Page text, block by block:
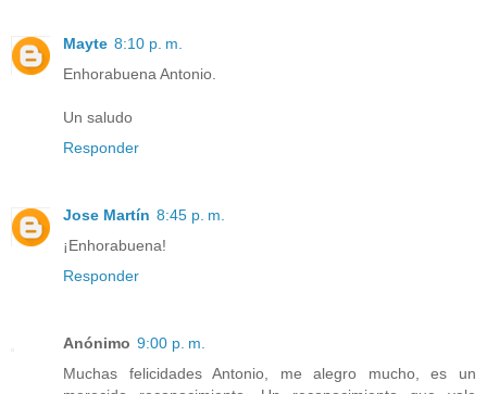
Mayte 8:10 p. m.
Enhorabuena Antonio.
Un saludo
Responder
Jose Martín 8:45 p. m.
¡Enhorabuena!
Responder
Anónimo 9:00 p. m.
Muchas felicidades Antonio, me alegro mucho, es un